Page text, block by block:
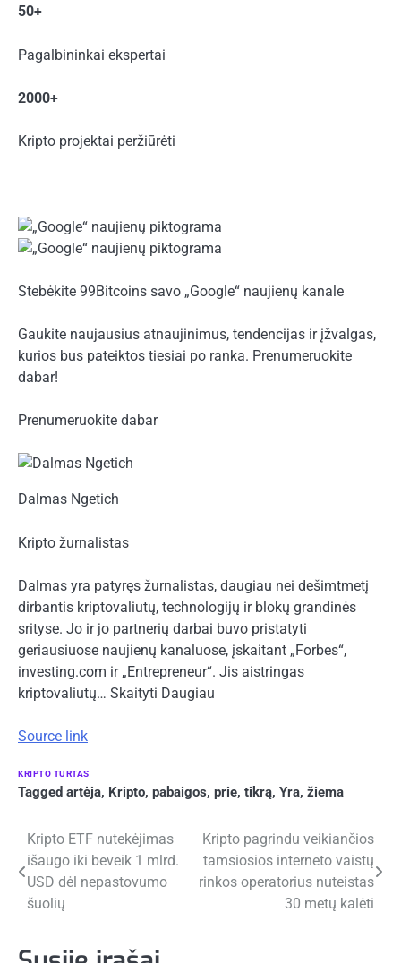
50+
Pagalbininkai ekspertai
2000+
Kripto projektai peržiūrėti
Stebėkite 99Bitcoins savo „Google“ naujienų kanale
Gaukite naujausius atnaujinimus, tendencijas ir įžvalgas,
kurios bus pateiktos tiesiai po ranka. Prenumeruokite
dabar!
Prenumeruokite dabar
Dalmas Ngetich
Kripto žurnalistas
Dalmas yra patyręs žurnalistas, daugiau nei dešimtmetį
dirbantis kriptovaliutų, technologijų ir blokų grandinės
srityse. Jo ir jo partnerių darbai buvo pristatyti
geriausiuose naujienų kanaluose, įskaitant „Forbes“,
investing.com ir „Entrepreneur“. Jis aistringas
kriptovaliutų… Skaityti Daugiau
Source link
KRIPTO TURTAS
Tagged artėja, Kripto, pabaigos, prie, tikrą, Yra, žiema
Navigacija
tarp
įrašų
Kripto ETF nutekėjimas
išaugo iki beveik 1 mlrd.
USD dėl nepastovumo
šuolių
Kripto pagrindu veikiančios
tamsiosios interneto vaistų
rinkos operatorius nuteistas
30 metų kalėti